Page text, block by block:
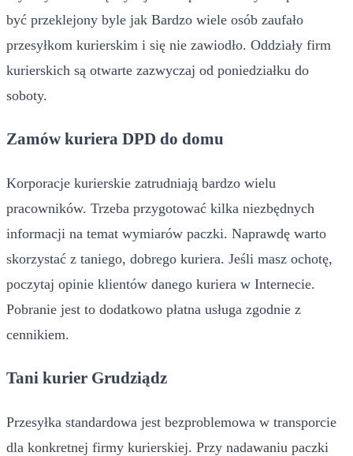
być przeklejony byle jak Bardzo wiele osób zaufało
przesyłkom kurierskim i się nie zawiodło. Oddziały firm
kurierskich są otwarte zazwyczaj od poniedziałku do
soboty.
Zamów kuriera DPD do domu
Korporacje kurierskie zatrudniają bardzo wielu
pracowników. Trzeba przygotować kilka niezbędnych
informacji na temat wymiarów paczki. Naprawdę warto
skorzystać z taniego, dobrego kuriera. Jeśli masz ochotę,
poczytaj opinie klientów danego kuriera w Internecie.
Pobranie jest to dodatkowo płatna usługa zgodnie z
cennikiem.
Tani kurier Grudziądz
Przesyłka standardowa jest bezproblemowa w transporcie
dla konkretnej firmy kurierskiej. Przy nadawaniu paczki